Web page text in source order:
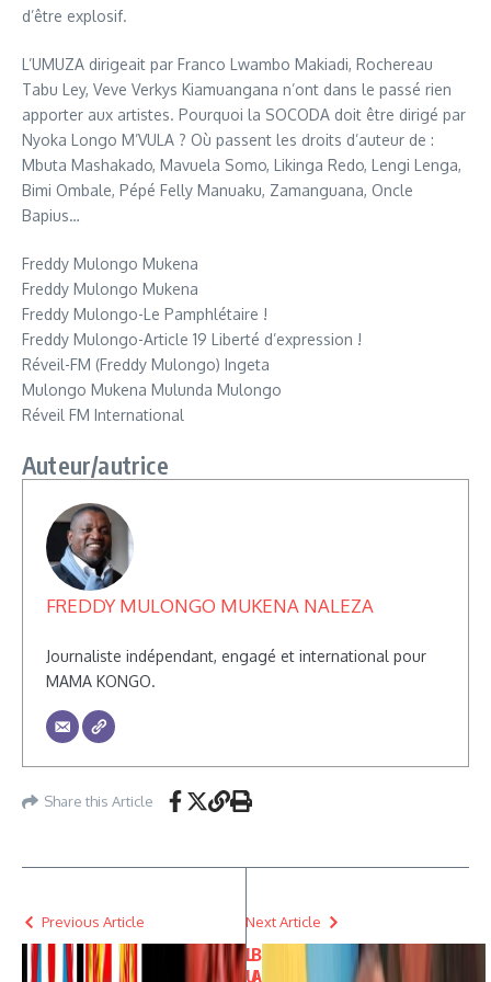
d’être explosif.
L’UMUZA dirigeait par Franco Lwambo Makiadi, Rochereau
Tabu Ley, Veve Verkys Kiamuangana n’ont dans le passé rien
apporter aux artistes. Pourquoi la SOCODA doit être dirigé par
Nyoka Longo M’VULA ? Où passent les droits d’auteur de :
Mbuta Mashakado, Mavuela Somo, Likinga Redo, Lengi Lenga,
Bimi Ombale, Pépé Felly Manuaku, Zamanguana, Oncle
Bapius…
Freddy Mulongo Mukena
Freddy Mulongo Mukena
Freddy Mulongo-Le Pamphlétaire !
Freddy Mulongo-Article 19 Liberté d’expression !
Réveil-FM (Freddy Mulongo) Ingeta
Mulongo Mukena Mulunda Mulongo
Réveil FM International
Auteur/autrice
FREDDY MULONGO MUKENA NALEZA
Journaliste indépendant, engagé et international pour
MAMA KONGO.
Share this Article
Previous Article
L
U
Next Article
B
A